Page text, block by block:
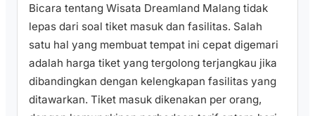
Bicara tentang Wisata Dreamland Malang tidak
lepas dari soal tiket masuk dan fasilitas. Salah
satu hal yang membuat tempat ini cepat digemari
adalah harga tiket yang tergolong terjangkau jika
dibandingkan dengan kelengkapan fasilitas yang
ditawarkan. Tiket masuk dikenakan per orang,